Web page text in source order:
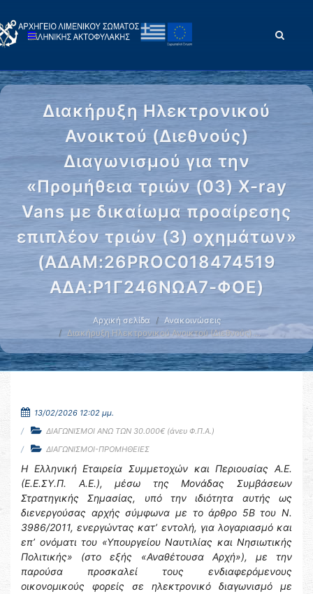
Διακήρυξη Ηλεκτρονικού
Ανοικτού (Διεθνούς)
Διαγωνισμού για την
«Προμήθεια τριών (03) X-ray
Vans με δικαίωμα προαίρεσης
επιπλέον τριών (3) οχημάτων»
(ΑΔΑΜ:26PROC018474519
ΑΔΑ:Ρ1Γ246ΝΩΑ7-ΦΟΕ)
Αρχική σελίδα
Ανακοινώσεις
Διακήρυξη Ηλεκτρονικού Ανοικτού (Διεθνούς) …
13/02/2026 12:02 μμ.
ΔΙΑΓΩΝΙΣΜΟΙ ΑΝΩ ΤΩΝ 30.000€ (άνευ Φ.Π.Α.)
ΔΙΑΓΩΝΙΣΜΟΙ-ΠΡΟΜΗΘΕΙΕΣ
Η Ελληνική Εταιρεία Συμμετοχών και Περιουσίας Α.Ε.
(Ε.Ε.ΣΥ.Π. A.E.), μέσω της Μονάδας Συμβάσεων
Στρατηγικής Σημασίας, υπό την ιδιότητα αυτής ως
διενεργούσας αρχής σύμφωνα με το άρθρο 5Β του Ν.
3986/2011, ενεργώντας κατ’ εντολή, για λογαριασμό και
επ’ ονόματι του «Υπουργείου Ναυτιλίας και Νησιωτικής
Πολιτικής» (στο εξής «Αναθέτουσα Αρχή»), με την
παρούσα προσκαλεί τους ενδιαφερόμενους
οικονομικούς φορείς σε ηλεκτρονικό διαγωνισμό με